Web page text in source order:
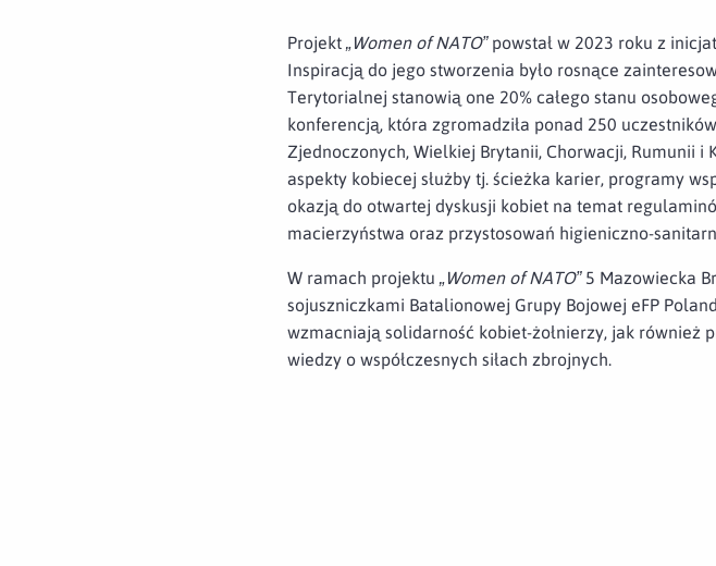
Projekt „Women of NATO”powstał w 2023 roku z
Inspiracją do jego stworzenia było rosnące
Terytorialnej stanowią one 20% całego stanu
konferencją, która zgromadziła ponad 250
Zjednoczonych, Wielkiej Brytanii, Chorwacji, Rumunii i
aspekty kobiecej służby tj. ścieżka karier, programy
okazją do otwartej dyskusji kobiet na temat
macierzyństwa oraz przystosowań higieniczno-
W ramach projektu „Women of NATO”5 Mazowiecka
sojuszniczkami Batalionowej Grupy Bojowej eFP
wzmacniają solidarność kobiet-żołnierzy, jak również
wiedzy o współczesnych siłach zbrojnych.